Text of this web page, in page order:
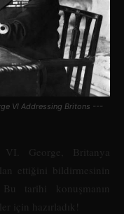
VI Addressing Britons ---
George, Britanya
ettiğini bildirmesinin
Bu tarihi konuşmanın
için hazırladık!